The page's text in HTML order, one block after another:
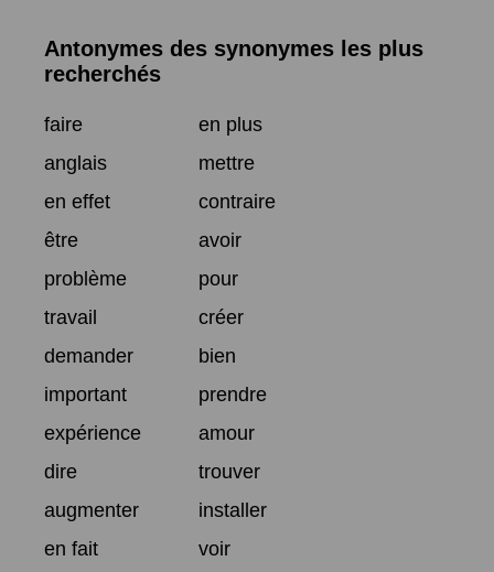
Antonymes des synonymes les plus
recherchés
faire
en plus
anglais
mettre
en effet
contraire
être
avoir
problème
pour
travail
créer
demander
bien
important
prendre
expérience
amour
dire
trouver
augmenter
installer
en fait
voir